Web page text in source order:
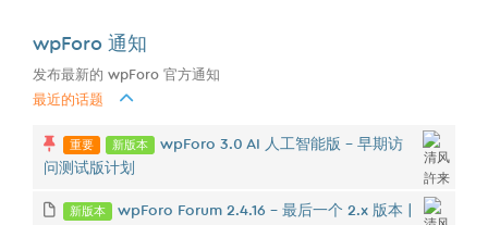
wpForo 通知
发布最新的 wpForo 官方通知
最近的话题
重要 新版本
wpForo 3.0 AI 人工智能版 - 早期访
问测试版计划
新版本 wpForo Forum 2.4.16 – 最后一个 2.x 版本 |